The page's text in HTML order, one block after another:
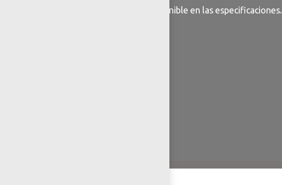
Información general disponible en las especificaciones.